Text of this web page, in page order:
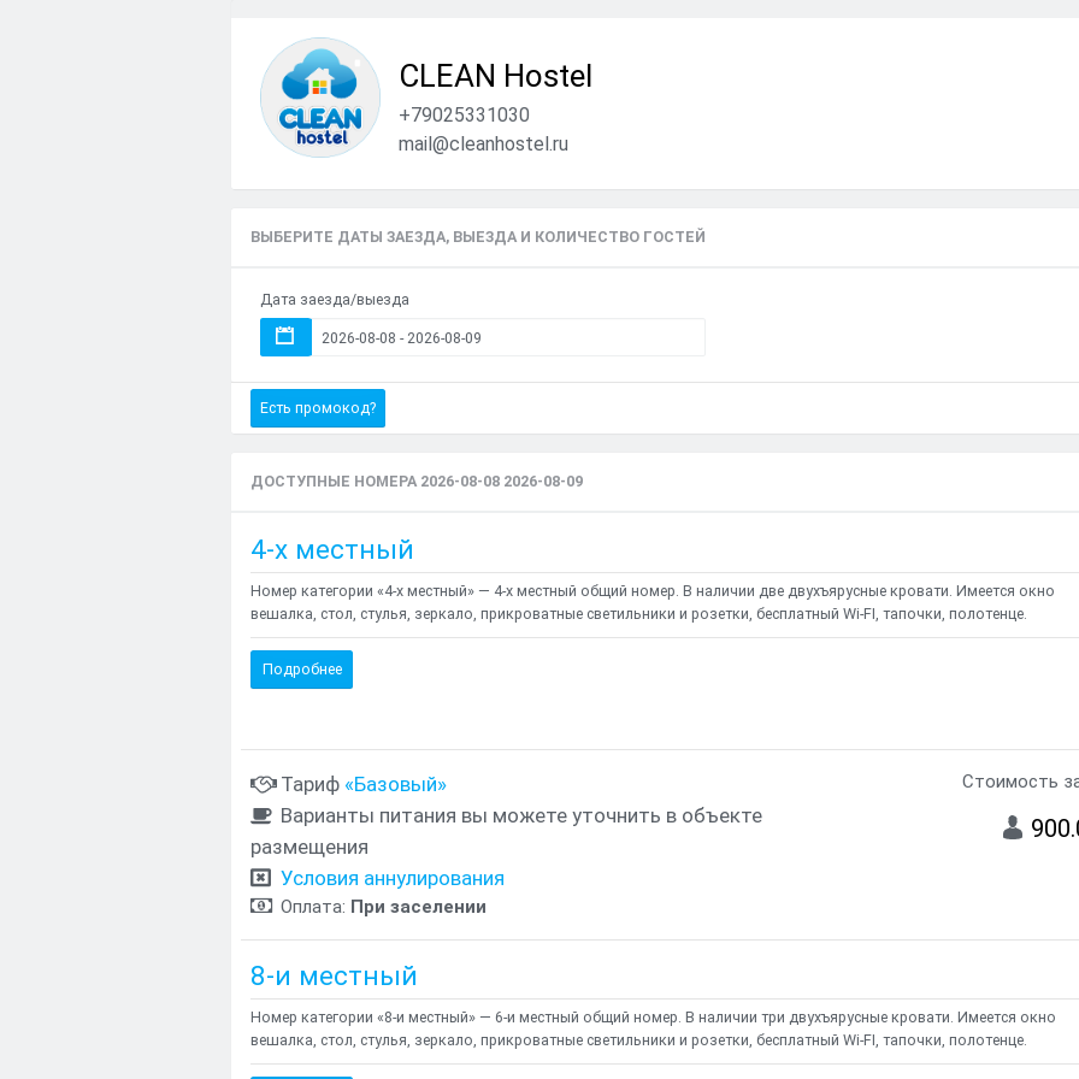
CLEAN Hostel
+79025331030
mail@cleanhostel.ru
ВЫБЕРИТЕ ДАТЫ ЗАЕЗДА, ВЫЕЗДА И КОЛИЧЕСТВО ГОСТЕЙ
Дата заезда/выезда
Есть промокод?
ДОСТУПНЫЕ НОМЕРА 2026-08-08 2026-08-09
4-х местный
Номер категории «4-х местный» — 4-х местный общий номер. В наличии две двухъярусные кровати. Имеется окно
вешалка, стол, стулья, зеркало, прикроватные светильники и розетки, бесплатный Wi-FI, тапочки, полотенце.
Подробнее
Тариф «Базовый»
Варианты питания вы можете уточнить в объекте
размещения
Условия аннулирования
Оплата: При заселении
Стоимость
8-и местный
Номер категории «8-и местный» — 6-и местный общий номер. В наличии три двухъярусные кровати. Имеется окно
вешалка, стол, стулья, зеркало, прикроватные светильники и розетки, бесплатный Wi-FI, тапочки, полотенце.